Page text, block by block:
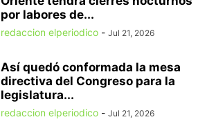
por labores de...
redaccion elperiodico - Jul 21, 2026
Así quedó conformada la mesa
directiva del Congreso para la
legislatura...
redaccion elperiodico - Jul 21, 2026